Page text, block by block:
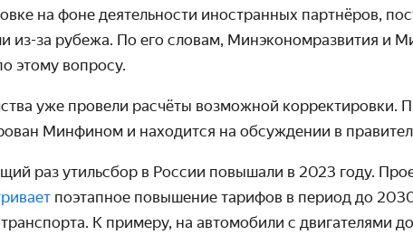
на фоне деятельности иностранных партнёров,
из-за рубежа. По его словам, Минэкономразвития и
этому вопросу.
уже провели расчёты возможной корректировки.
Минфином и находится на обсуждении в
раз утильсбор в России повышали в 2023 году.
поэтапное повышение тарифов в период до
К примеру, на автомобили с двигателями